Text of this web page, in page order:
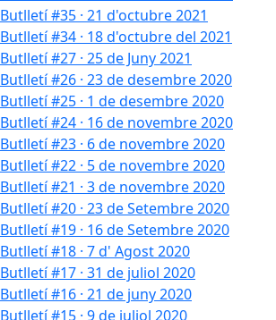
Butlletí #35 · 21 d'octubre 2021
Butlletí #34 · 18 d'octubre del 2021
Butlletí #27 · 25 de Juny 2021
Butlletí #26 · 23 de desembre 2020
Butlletí #25 · 1 de desembre 2020
Butlletí #24 · 16 de novembre 2020
Butlletí #23 · 6 de novembre 2020
Butlletí #22 · 5 de novembre 2020
Butlletí #21 · 3 de novembre 2020
Butlletí #20 · 23 de Setembre 2020
Butlletí #19 · 16 de Setembre 2020
Butlletí #18 · 7 d' Agost 2020
Butlletí #17 · 31 de juliol 2020
Butlletí #16 · 21 de juny 2020
Butlletí #15 · 9 de juliol 2020